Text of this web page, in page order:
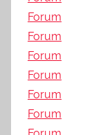
Forum
Forum
Forum
Forum
Forum
Forum